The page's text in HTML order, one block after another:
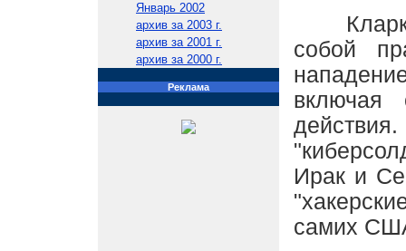
Январь 2002
архив за 2003 г.
архив за 2001 г.
архив за 2000 г.
Реклама
Кларк
собой
включая
Ирак и
самих